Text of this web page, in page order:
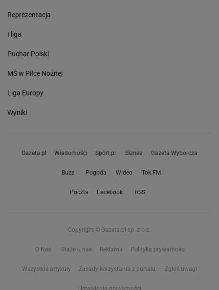
Reprezentacja
I liga
Puchar Polski
MŚ w Piłce Nożnej
Liga Europy
Wyniki
Gazeta.pl Wiadomości Sport.pl Biznes Gazeta Wyborcza
Buzz Pogoda Wideo Tok.FM
Poczta Facebook RSS
Copyright © Gazeta.pl sp. z o.o.
O Nas Staże u nas Reklama Polityka prywatności
Wszystkie artykuły Zasady korzystania z portalu Zgłoś uwagi